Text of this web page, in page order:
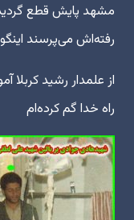
مشهد پایش قطع
رفته‌اش می‌پرسند
از علمدار رشید
راه خدا گم کرده‌ام